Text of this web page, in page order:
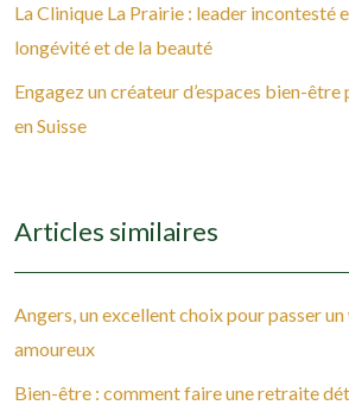
La Clinique La Prairie : leader incontesté
longévité et de la beauté
Engagez un créateur d’espaces bien-
en Suisse
Articles similaires
Angers, un excellent choix pour passer
amoureux
Bien-être : comment faire une retraite